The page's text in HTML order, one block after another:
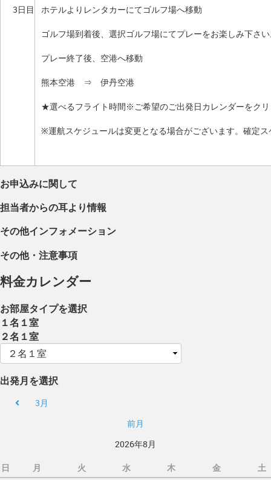
3日目 ホテルよりレンタカーにてゴルフ場へ移動
ゴルフ場到着後、選択ゴルフ場にてプレーをお楽しみ下さ
プレー終了後、空港へ移動
熊本空港 ⇒ 伊丹空港
★選べるフライト時間※ご希望のご出発日カレンダーをク
※運航スケジュールは変更となる場合がございます。確定
お申込みに関して
担当者からの耳より情報
その他インフォメーション
その他・注意事項
料金カレンダー
お部屋タイプを選択
１名１室
２名１室
出発月を選択
3月
前月
2026年8月
日 月 火 水 木 金
土